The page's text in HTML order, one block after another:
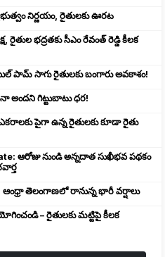
నిర్ణయం, రైతులకు ఊరట
రైతుల భద్రతకు సీఎం రేవంత్ రెడ్డి కీలక
పామ్ సాగు రైతులకు బంగారు అవకాశం!
గిట్టుబాటు ధర!
పైగా ఉన్న రైతులకు కూడా రైతు
ఆరోజు నుండి అన్నదాత సుఖీభవ పథకం
ఆంధ్రా తెలంగాణలో రానున్న భారీ వర్షాలు
– రైతులకు మట్టిపై కీలక